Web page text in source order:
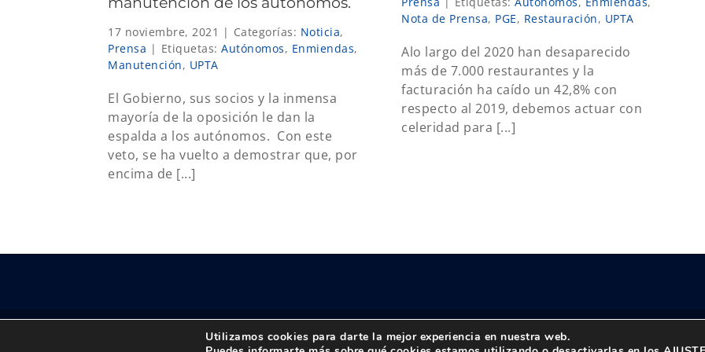
17 noviembre, 2021 | Categorías: Noticia,
Prensa | Etiquetas: Autónomos, Enmiendas,
Manutención, UPTA
El Gobierno, sus socios y la inmensa
mayoría de la oposición le dan la
espalda a los autónomos. Con este
veto, se ha vuelto a demostrar que, por
encima de [...]
Nota de Prensa, PGE, Restauración, UPTA
Alo largo del 2020 han desaparecido
más de 7.000 restaurantes y la
facturación ha caído un 42,8% con
respecto al 2019, debemos actuar con
celeridad para [...]
2026 UPTA | Todos los derechos reservados |Política de privacidad|Aviso Legal
Utilizamos cookies para darte la mejor experiencia en nuestra web.